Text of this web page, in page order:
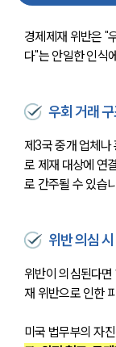
경제제재 위반은 "
다"는 안일한 인식
우회 거래
제3국 중개 업체
로 제재 대상에 연
로 간주될 수 있습
위반 의심
위반이 의심된다면
재 위반으로 인한
미국 법무부의 자